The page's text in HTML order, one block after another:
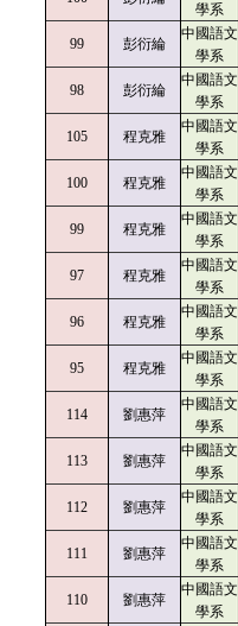
學系
99 彭衍綸
中國語文
學系
98 彭衍綸
中國語文
學系
105 程克雅
中國語文
學系
100 程克雅
中國語文
學系
99 程克雅
中國語文
學系
97 程克雅
中國語文
學系
96 程克雅
中國語文
學系
95 程克雅
中國語文
學系
114 劉惠萍
中國語文
學系
113 劉惠萍
中國語文
學系
112 劉惠萍
中國語文
學系
111 劉惠萍
中國語文
學系
110 劉惠萍
中國語文
學系